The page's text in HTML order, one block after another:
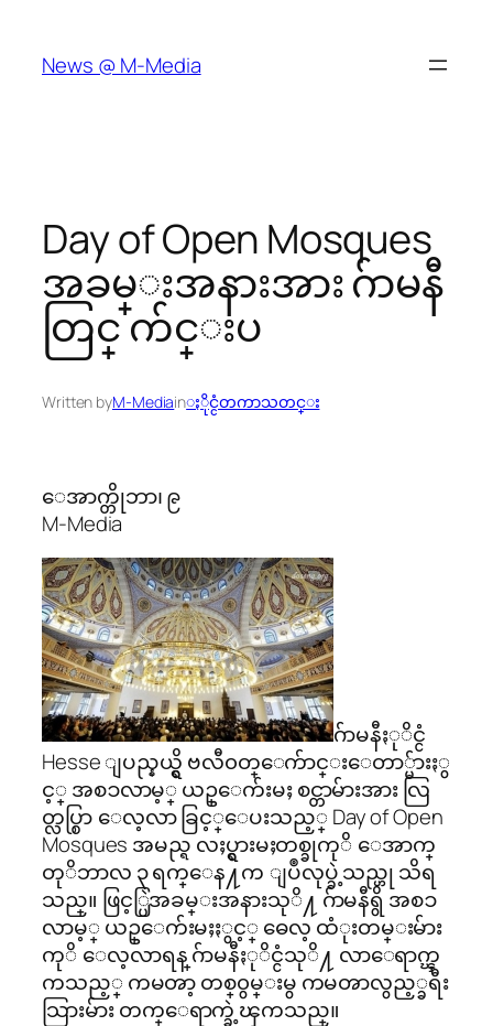
content
News @ M-Media
Day of Open Mosques
အခမ္းအနားအား ဂ်ာမနီ
တြင္ က်င္းပ
Written byM-Mediainႏိုင္ငံတကာသတင္း
ေအာက္တိုဘာ၊ ၉
M-Media
ဂ်ာမနီႏုိင္ငံ
Hesse ျပည္နယ္ရွိ ဗလီ၀တ္ေက်ာင္းေတာ္မ်ားႏွ
င့္ အစၥလာမ့္ ယဥ္ေက်းမႈ စင္တာမ်ားအား လြ
တ္လပ္စြာ ေလ့လာ ခြင့္ေပးသည့္ Day of Open
Mosques အမည္ရ လႈပ္ရွားမႈတစ္ခုကုိ ေအာက္
တုိဘာလ ၃ ရက္ေန႔က ျပဳလုပ္ခဲ့သည္ဟု သိရ
သည္။ ဖြင့္ပြဲအခမ္းအနားသုိ႔ ဂ်ာမနီရွိ အစၥ
လာမ့္ ယဥ္ေက်းမႈႏွင့္ ဓေလ့ ထံုးတမ္းမ်ား
ကုိ ေလ့လာရန္ ဂ်ာမနီႏုိင္ငံသုိ႔ လာေရာက္ၾ
ကသည့္ ကမၻာ့ တစ္၀ွမ္းမွ ကမၻာလွည့္ခရီး
သြားမ်ား တက္ေရာက္ခဲ့ၾကသည္။